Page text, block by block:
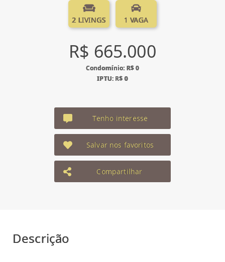
2 LIVINGS 1 VAGA
R$ 665.000
Condomínio: R$ 0
IPTU: R$ 0
Tenho interesse
Salvar nos favoritos
Compartilhar
Descrição